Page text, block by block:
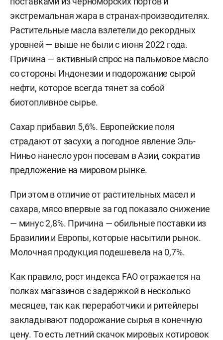
экстремальная жара в странах-производителях.
Растительные масла взлетели до рекордных
уровней — выше не были с июня 2022 года.
Причина — активный спрос на пальмовое масло
со стороны Индонезии и подорожание сырой
нефти, которое всегда тянет за собой
биотопливное сырье.
Сахар прибавил 5,6%. Европейские поля
страдают от засухи, а погодное явление Эль-
Ниньо нанесло урон посевам в Азии, сократив
предложение на мировом рынке.
При этом в отличие от растительных масел и
сахара, мясо впервые за год показало снижение
— минус 2,8%. Причина — обильные поставки из
Бразилии и Европы, которые насытили рынок.
Молочная продукция подешевела на 0,7%.
Как правило, рост индекса FAO отражается на
полках магазинов с задержкой в несколько
месяцев, так как переработчики и ритейлеры
закладывают подорожание сырья в конечную
цену. То есть летний скачок мировых котировок